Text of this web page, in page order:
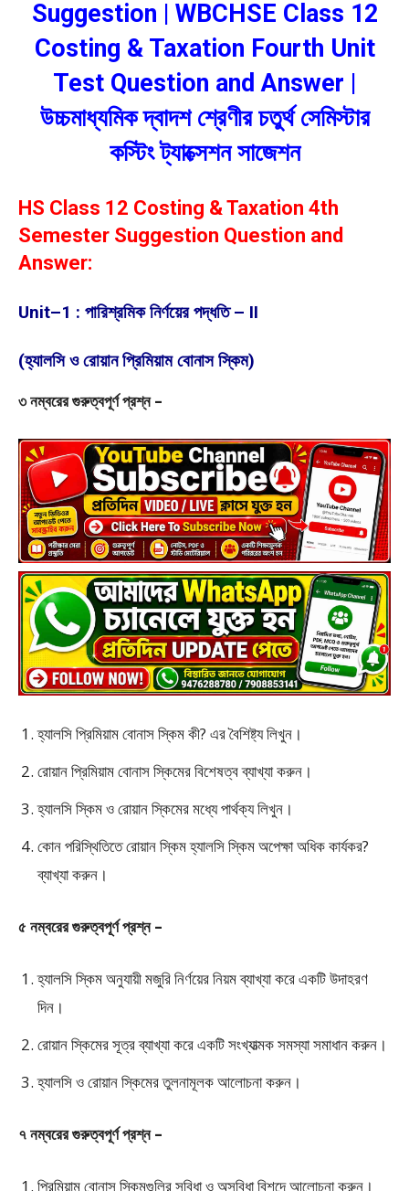
Suggestion | WBCHSE Class 12
Costing & Taxation Fourth Unit
Test Question and Answer |
উচ্চমাধ্যমিক দ্বাদশ শ্রেণীর চতুর্থ সেমিস্টার
কস্টিং ট্যাক্সেশন সাজেশন
HS Class 12 Costing & Taxation 4th
Semester Suggestion Question and
Answer:
Unit–1 : পারিশ্রমিক নির্ণয়ের পদ্ধতি – II
(হ্যালসি ও রোয়ান প্রিমিয়াম বোনাস স্কিম)
৩ নম্বরের গুরুত্বপূর্ণ প্রশ্ন –
হ্যালসি প্রিমিয়াম বোনাস স্কিম কী? এর বৈশিষ্ট্য লিখুন।
রোয়ান প্রিমিয়াম বোনাস স্কিমের বিশেষত্ব ব্যাখ্যা করুন।
হ্যালসি স্কিম ও রোয়ান স্কিমের মধ্যে পার্থক্য লিখুন।
কোন পরিস্থিতিতে রোয়ান স্কিম হ্যালসি স্কিম অপেক্ষা অধিক কার্যকর?
ব্যাখ্যা করুন।
৫ নম্বরের গুরুত্বপূর্ণ প্রশ্ন –
হ্যালসি স্কিম অনুযায়ী মজুরি নির্ণয়ের নিয়ম ব্যাখ্যা করে একটি উদাহরণ
দিন।
রোয়ান স্কিমের সূত্র ব্যাখ্যা করে একটি সংখ্যাত্মক সমস্যা সমাধান করুন।
হ্যালসি ও রোয়ান স্কিমের তুলনামূলক আলোচনা করুন।
৭ নম্বরের গুরুত্বপূর্ণ প্রশ্ন –
প্রিমিয়াম বোনাস স্কিমগুলির সুবিধা ও অসুবিধা বিশদে আলোচনা করুন।